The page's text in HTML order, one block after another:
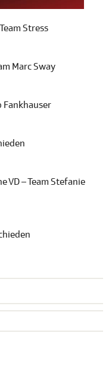
Stress
Marc Sway
Fankhauser
VD – Team Stefanie